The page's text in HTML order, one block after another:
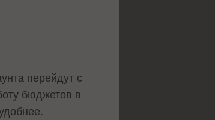
перейдут с
бюджетов в